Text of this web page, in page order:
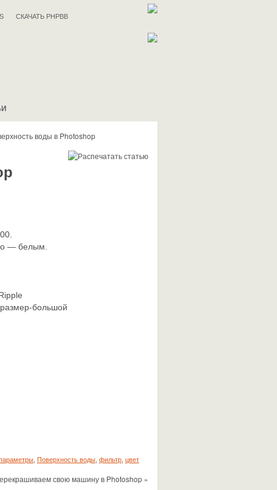
СКАЧАТЬ PHPBB
воды в Photoshop
— белым.
большой
Поверхность воды фильтр цвет
свою машину в Photoshop »